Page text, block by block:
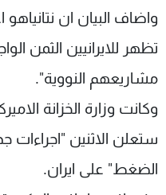
واضاف البيان ان
تظهر للايرانيين الثمن
مشاريعهم النووية".
وكانت وزارة الخزانة
ستعلن الاثنين "اجراءات
الضغط" على ايران.